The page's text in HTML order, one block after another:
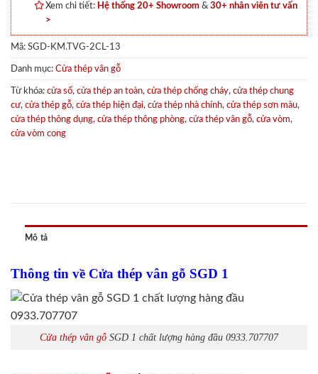
Xem chi tiết: Hệ thống 20+ Showroom & 30+ nhân viên tư vấn
>
Mã: SGD-KM.TVG-2CL-13
Danh mục: Cửa thép vân gỗ
Từ khóa: cửa sổ, cửa thép an toàn, cửa thép chống cháy, cửa thép chung
cư, cửa thép gỗ, cửa thép hiện đại, cửa thép nhà chính, cửa thép sơn màu,
cửa thép thông dụng, cửa thép thông phòng, cửa thép vân gỗ, cửa vòm,
cửa vòm cong
Mô tả
Thông tin về Cửa thép vân gỗ SGD 1
Cửa thép vân gỗ SGD 1 chất lượng hàng đầu 0933.707707